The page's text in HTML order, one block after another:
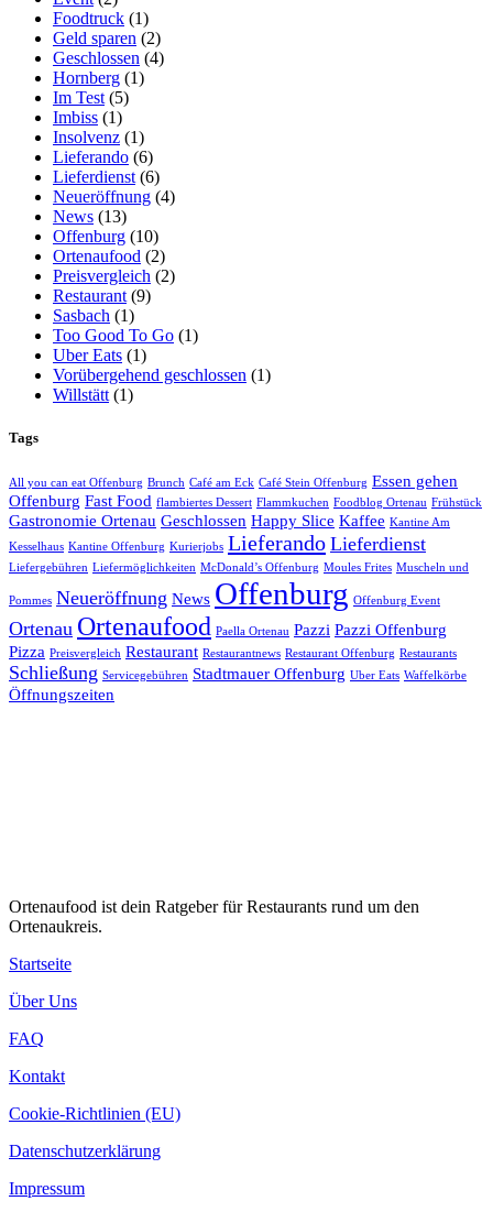
Foodtruck (1)
Geld sparen (2)
Geschlossen (4)
Hornberg (1)
Im Test (5)
Imbiss (1)
Insolvenz (1)
Lieferando (6)
Lieferdienst (6)
Neueröffnung (4)
News (13)
Offenburg (10)
Ortenaufood (2)
Preisvergleich (2)
Restaurant (9)
Sasbach (1)
Too Good To Go (1)
Uber Eats (1)
Vorübergehend geschlossen (1)
Willstätt (1)
Tags
All you can eat Offenburg Brunch Café am Eck Café Stein Offenburg Essen gehen
Offenburg Fast Food flambiertes Dessert Flammkuchen Foodblog Ortenau Frühstück
Gastronomie Ortenau Geschlossen Happy Slice Kaffee Kantine Am
Kesselhaus Kantine Offenburg Kurierjobs Lieferando Lieferdienst
Liefergebühren Liefermöglichkeiten McDonald’s Offenburg Moules Frites Muscheln und
Pommes Neueröffnung News Offenburg Offenburg Event
Ortenau Ortenaufood Paella Ortenau Pazzi Pazzi Offenburg
Pizza Preisvergleich Restaurant Restaurantnews Restaurant Offenburg Restaurants
Schließung Servicegebühren Stadtmauer Offenburg Uber Eats Waffelkörbe
Öffnungszeiten
Ortenaufood ist dein Ratgeber für Restaurants rund um den
Ortenaukreis.
Startseite
Über Uns
FAQ
Kontakt
Cookie-Richtlinien (EU)
Datenschutzerklärung
Impressum